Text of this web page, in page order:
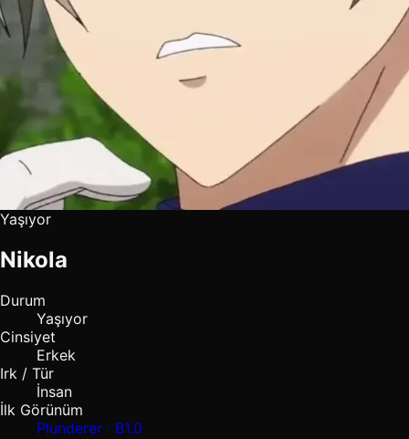
Yaşıyor
Nikola
Durum
Yaşıyor
Cinsiyet
Erkek
Irk / Tür
İnsan
İlk Görünüm
Plunderer · B1.0